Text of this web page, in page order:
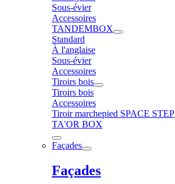
Sous-évier
Accessoires
TANDEMBOX
Standard
À l'anglaise
Sous-évier
Accessoires
Tiroirs bois
Tiroirs bois
Accessoires
Tiroir marchepied SPACE STEP
TA'OR BOX
Façades
Façades